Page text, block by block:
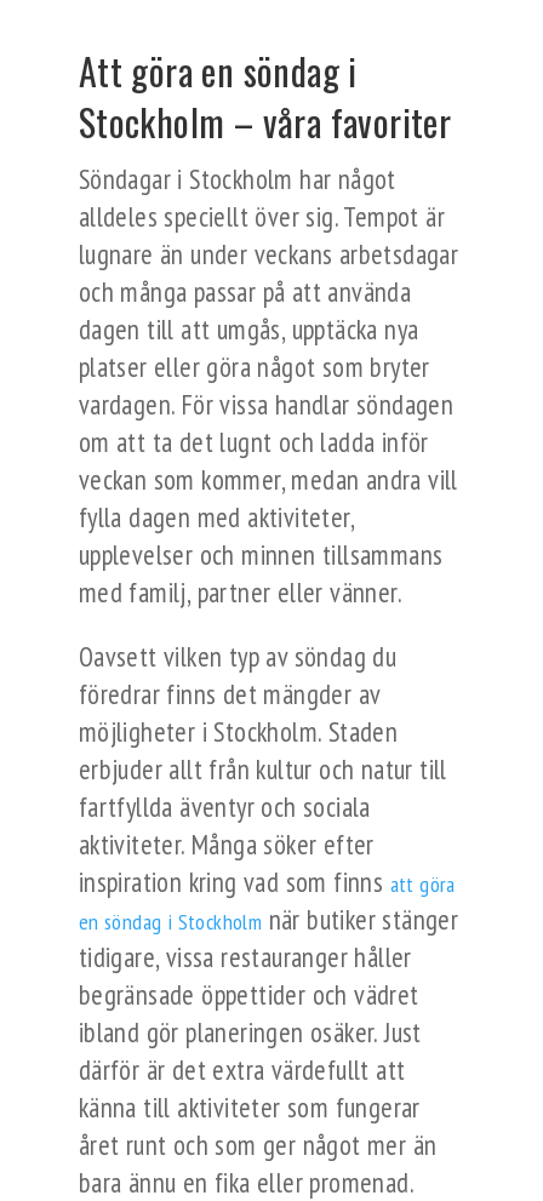
Att göra en söndag i
Stockholm – våra favoriter
Söndagar i Stockholm har något
alldeles speciellt över sig. Tempot är
lugnare än under veckans arbetsdagar
och många passar på att använda
dagen till att umgås, upptäcka nya
platser eller göra något som bryter
vardagen. För vissa handlar söndagen
om att ta det lugnt och ladda inför
veckan som kommer, medan andra vill
fylla dagen med aktiviteter,
upplevelser och minnen tillsammans
med familj, partner eller vänner.
Oavsett vilken typ av söndag du
föredrar finns det mängder av
möjligheter i Stockholm. Staden
erbjuder allt från kultur och natur till
fartfyllda äventyr och sociala
aktiviteter. Många söker efter
inspiration kring vad som finns att göra
en söndag i Stockholm när butiker stänger
tidigare, vissa restauranger håller
begränsade öppettider och vädret
ibland gör planeringen osäker. Just
därför är det extra värdefullt att
känna till aktiviteter som fungerar
året runt och som ger något mer än
bara ännu en fika eller promenad.